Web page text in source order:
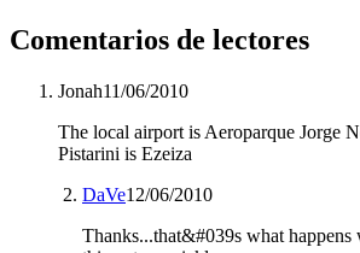
Comentarios de lectores
Jonah11/06/2010
The local airport is Aeroparque Jorge
Pistarini is Ezeiza
DaVe12/06/2010
Thanks...that&#039s what